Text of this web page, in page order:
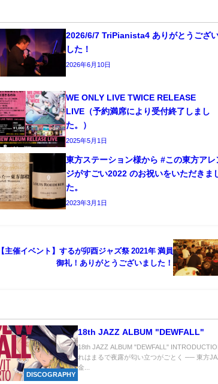
2026/6/7 TriPianista4 ありがとうござ
した！
2026年6月10日
WE ONLY LIVE TWICE RELEASE
LIVE（予約満席により受付終了しまし
た。）
2025年5月1日
東方ステーション様から #この東方アレ
ジがすごい2022 のお祝いをいただきま
た。
2023年3月1日
【主催イベント】するが卯酉ジャズ祭 2021年 満員
御礼！ありがとうございました！
DISCOGRAPHY
18th JAZZ ALBUM "DEWFALL"
18th JAZZ ALBUM "DEWFALL"
れはまるで夜露が匂い立つがごとく ── 東方
金...